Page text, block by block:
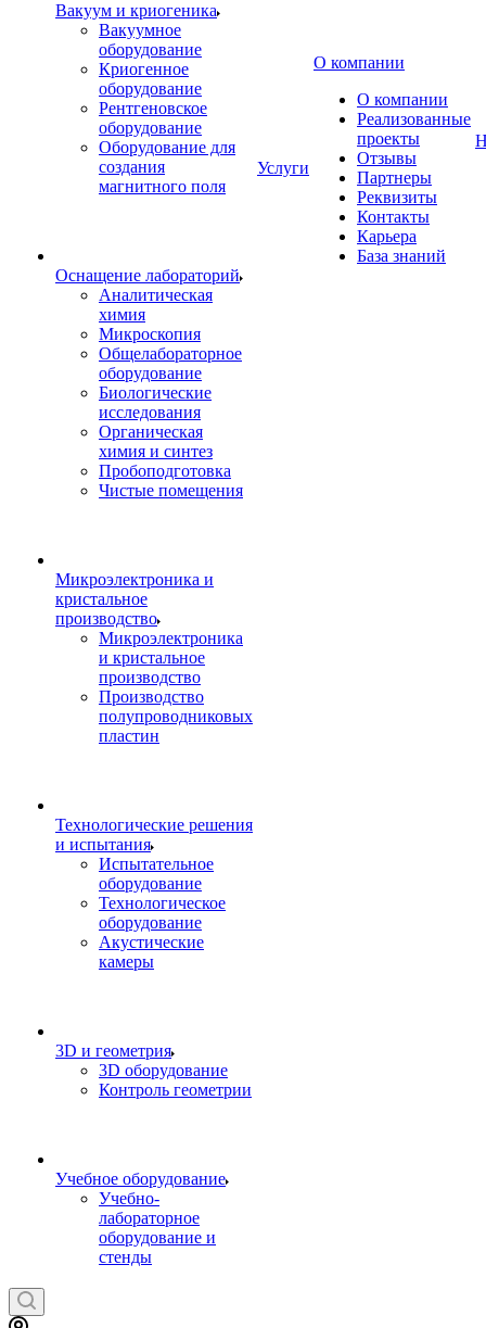
Вакуум и криогеника
Вакуумное
оборудование
Криогенное
оборудование
Рентгеновское
оборудование
Оборудование для
создания
магнитного поля
Оснащение лабораторий
Аналитическая
химия
Микроскопия
Общелабораторное
оборудование
Биологические
исследования
Органическая
химия и синтез
Пробоподготовка
Чистые помещения
Микроэлектроника и
кристальное
производство
Микроэлектроника
и кристальное
производство
Производство
полупроводниковых
пластин
Технологические решения
и испытания
Испытательное
оборудование
Технологическое
оборудование
Акустические
камеры
3D и геометрия
3D оборудование
Контроль геометрии
Учебное оборудование
Учебно-
лабораторное
оборудование и
стенды
Услуги
О компании
О компании
Реализованные
проекты
Отзывы
Партнеры
Реквизиты
Контакты
Карьера
База знаний